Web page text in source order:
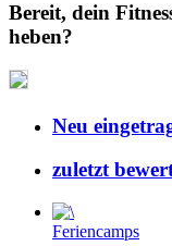
Bereit, dein
heben?
Neu
zuletzt
Feriencamps